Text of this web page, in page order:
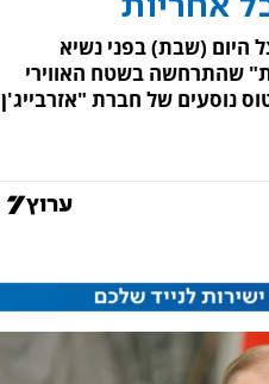
אחריות
היום (שבת) בפני נשיא
שהתרחשה בשטח האווירי
נוסעים של חברת "אזרבייג'ן